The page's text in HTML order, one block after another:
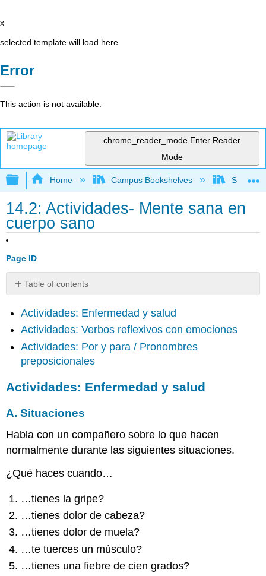
x
selected template will load here
Error
This action is not available.
chrome_reader_mode Enter Reader
Mode
Expand/collapse global hierarchy
Home Campus Bookshelves Skyline
14.2: Actividades- Mente sana en
cuerpo sano
Page ID
Table of contents
Enfermedad
y
salud
A.
Situaciones
La
y
paciente
C.
excusas
los
estudiantes
ausentarse
de
Actividades: Enfermedad y salud
Actividades: Verbos reflexivos con emociones
Actividades: Por y para / Pronombres
preposicionales
Actividades: Enfermedad y salud
A. Situaciones
Habla con un compañero sobre lo que hacen
normalmente durante las siguientes situaciones.
¿Qué haces cuando…
…tienes la gripe?
…tienes dolor de cabeza?
…tienes dolor de muela?
…te tuerces un músculo?
…tienes una fiebre de cien grados?